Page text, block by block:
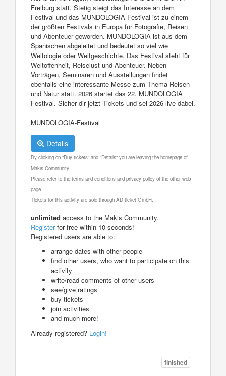
Freiburg statt. Stetig steigt das Interesse an dem
Festival und das MUNDOLOGIA-Festival ist zu einem
der größten Festivals in Europa für Fotografie, Reisen
und Abenteuer geworden. MUNDOLOGIA ist aus dem
Spanischen abgeleitet und bedeutet so viel wie
Weltologie oder Weltgeschichte. Das Festival steht für
Weltoffenheit, Reiselust und Abenteuer. Neben
Vorträgen, Seminaren und Ausstellungen findet
ebenfalls eine interessante Messe zum Thema Reisen
und Natur statt. 2026 startet das 22. MUNDOLOGIA
Festival. Sicher dir jetzt Tickets und sei 2026 live dabei.
MUNDOLOGIA-Festival
Details
By clicking on "Buy tickets" and "Details" you are leaving the homepage of
Makis Community.
Please refer to the terms and conditions and privacy policy of the other web
page.
Tickets for this activity are sold through AD ticket GmbH.
unlimited access to the Makis Community.
Registerfor free within 10 seconds!
Registered users are able to:
arrange dates with other people
find other users, who want to participate on this
activity
write/read comments of other users
see/give ratings
buy tickets
join activities
and much more!
Already registered? Login!
finished